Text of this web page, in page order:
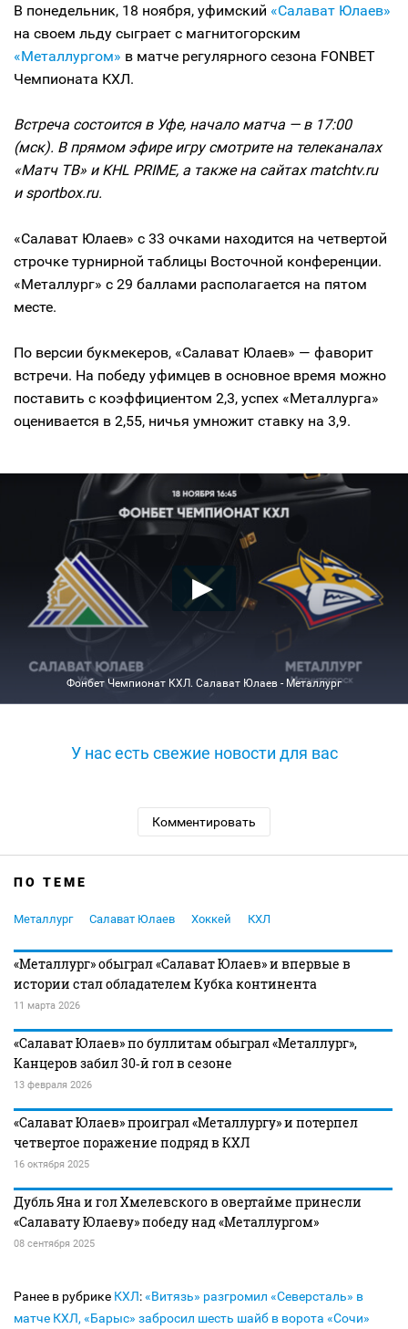
В понедельник, 18 ноября, уфимский «Салават Юлаев»
на своем льду сыграет с магнитогорским
«Металлургом» в матче регулярного сезона FONBET
Чемпионата КХЛ.
Встреча состоится в Уфе, начало матча — в 17:00
(мск). В прямом эфире игру смотрите на телеканалах
«Матч ТВ» и KHL PRIME, а также на сайтах matchtv.ru
и sportbox.ru.
«Салават Юлаев» с 33 очками находится на четвертой
строчке турнирной таблицы Восточной конференции.
«Металлург» с 29 баллами располагается на пятом
месте.
По версии букмекеров, «Салават Юлаев» — фаворит
встречи. На победу уфимцев в основное время можно
поставить с коэффициентом 2,3, успех «Металлурга»
оценивается в 2,55, ничья умножит ставку на 3,9.
Фонбет Чемпионат КХЛ. Салават Юлаев - Металлург
У нас есть свежие новости для вас
Комментировать
ПО ТЕМЕ
Металлург Салават Юлаев Хоккей КХЛ
«Металлург» обыграл «Салават Юлаев» и впервые в
истории стал обладателем Кубка континента
11 марта 2026
«Салават Юлаев» по буллитам обыграл «Металлург»,
Канцеров забил 30‑й гол в сезоне
13 февраля 2026
«Салават Юлаев» проиграл «Металлургу» и потерпел
четвертое поражение подряд в КХЛ
16 октября 2025
Дубль Яна и гол Хмелевского в овертайме принесли
«Салавату Юлаеву» победу над «Металлургом»
08 сентября 2025
Ранее в рубрике КХЛ:«Витязь» разгромил «Северсталь» в
матче КХЛ, «Барыс» забросил шесть шайб в ворота «Сочи»